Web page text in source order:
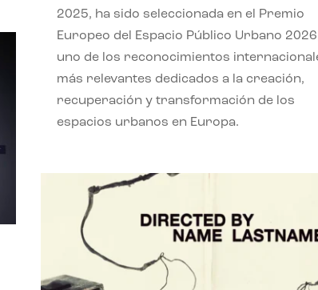
2025, ha sido seleccionada en el Premio
Europeo del Espacio Público Urbano
uno de los reconocimientos
más relevantes dedicados a la creación,
recuperación y transformación de los
espacios urbanos en Europa.